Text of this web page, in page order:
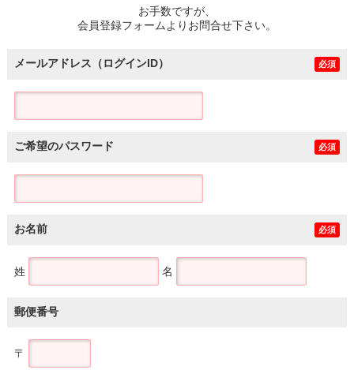
お手数ですが、
会員登録フォームよりお問合せ下さい。
メールアドレス（ログインID） 必須
ご希望のパスワード 必須
お名前 必須
姓 名
郵便番号
〒